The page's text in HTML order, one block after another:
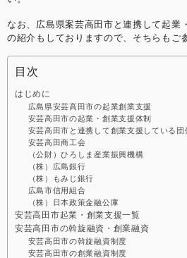
なお、広島県案芸高田市と連携して起業
の紹介もしておりますので、そちらもご
目次
はじめに
広島県安芸高田市の起業創業支援
安芸高田市の起業・創業支援体制
安芸高田市と連携して創業支援している団
安芸高田商工会
（公財）ひろしま産業振興機構
（株）広島銀行
（株）もみじ銀行
広島市信用組合
（株）日本政策金融公庫
安芸高田市起業・創業支援一覧
安芸高田市の斡旋融資・創業融資
安芸高田市の斡旋融資制度
安芸高田市の創業融資制度